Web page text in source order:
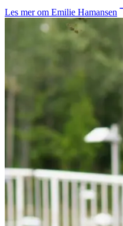
Les mer om Emilie Hamansen